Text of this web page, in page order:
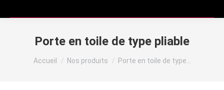
Porte en toile de type pliable
Vous êtes ici :
Accueil Nos produits Porte en toile de type…